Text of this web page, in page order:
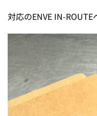
対応のENVE IN-